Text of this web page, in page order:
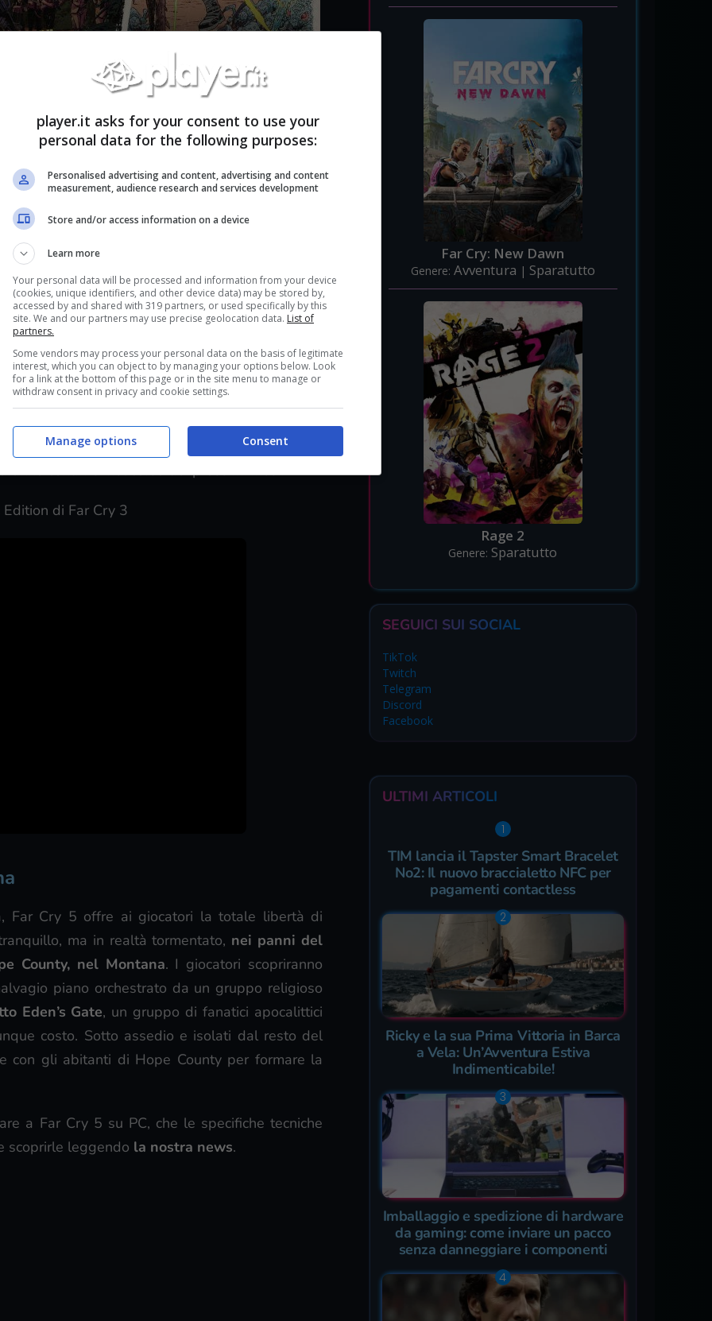
distinte in tre scenari speciali.
Season Pass
Cry 5 che giocano su console riceveranno
per gli acquirenti del Season Pass quattro
Edition è la versione rimasterizzata del terzo
della saga e ai nuovi giocatori dirivisitare
villain di Far Cry,
isola tropicale per trovare e salvare i suoi
il Season Pass o la Far Cry 5 Gold
Far Cry 3.
Far Cry 5, inclusa una panoramica delle tre
condivisi nel corso dei prossimi mesi.
di Far Cry 3
Far Cry 5 offre ai giocatori la totale libertà di
ma in realtà tormentato, nei panni del
County, nel Montana. I giocatori scopriranno
piano orchestrato da un gruppo religioso
Eden’s Gate, un gruppo di fanatici apocalittici
costo. Sotto assedio e isolati dal resto del
con gli abitanti di Hope County per formare la
a Far Cry 5 su PC, che le specifiche tecniche
scoprirle leggendo la nostra news.
Far Cry: New Dawn
Genere: Avventura | Sparatutto
Rage 2
Genere: Sparatutto
SEGUICI SUI SOCIAL
TikTok
Twitch
Telegram
Discord
Facebook
ULTIMI ARTICOLI
TIM lancia il Tapster Smart Bracelet
No2: Il nuovo braccialetto NFC per
pagamenti contactless
Ricky e la sua Prima Vittoria in Barca
a Vela: Un’Avventura Estiva
Indimenticabile!
Imballaggio e spedizione di hardware
da gaming: come inviare un pacco
senza danneggiare i componenti
player.it asks for your consent to use your
personal data for the following purposes:
Personalised advertising and content, advertising and content
measurement, audience research and services development
Store and/or access information on a device
Learn more
Your personal data will be processed and information from your device
(cookies, unique identifiers, and other device data) may be stored by,
accessed by and shared with 319 partners, or used specifically by this
site. We and our partners may use precise geolocation data. List of
partners.
Some vendors may process your personal data on the basis of legitimate
interest, which you can object to by managing your options below. Look
for a link at the bottom of this page or in the site menu to manage or
withdraw consent in privacy and cookie settings.
Consent
Manage options